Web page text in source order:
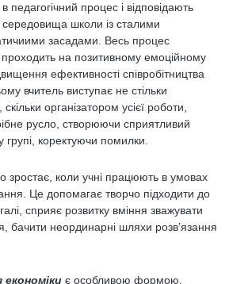
педагогічний процес і відповідають
середовища школи із сталими
засадами. Весь процес
проходить на позитивному емоційному
ефективності співробітництва
вчитель виступає не стільки
організатором усієї роботи,
русло, створюючи сприятливий
групі, коректуючи помилки.
зростає, коли учні працюють в умовах
Це допомагає творчо підходити до
сприяє розвитку вміння зважувати
бачити неординарні шляхи розв’язання
є особливою формою,